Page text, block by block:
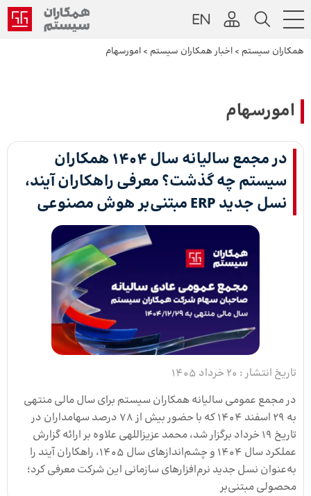
همکاران سیستم > اخبار همکاران سیستم > امورسهام
امورسهام
در مجمع سالیانه سال 1404 همکاران
سیستم چه گذشت؟ معرفی راهکاران آیند،
نسل جدید ERP مبتنی‌بر هوش مصنوعی
تاریخ انتشار : 20 خرداد 1405
در مجمع عمومی سالیانه همکاران سیستم برای سال مالی منتهی
به 29 اسفند 1404 که با حضور بیش از 78 درصد سهامداران در
تاریخ 19 خرداد برگزار شد، محمد عزیزاللهی علاوه بر ارائه گزارش
عملکرد سال ۱۴۰۴ و چشم‌اندازهای سال 1405، راهکاران آیند را
به‌عنوان نسل جدید نرم‌افزارهای سازمانی این شرکت معرفی کرد؛
محصولی مبتنی‌بر